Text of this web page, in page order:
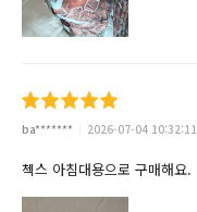
ba******* 2026-07-04 10:32:11
첵스 아침대용으로 구매해요.